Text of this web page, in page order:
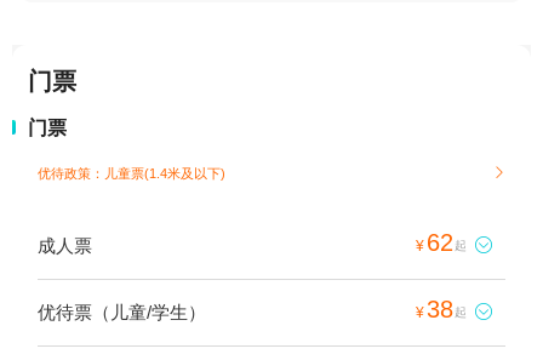
门票
门票
优待政策：儿童票(1.4米及以下) 
成人票 ¥ 62 起 
优待票（儿童/学生） ¥38起 